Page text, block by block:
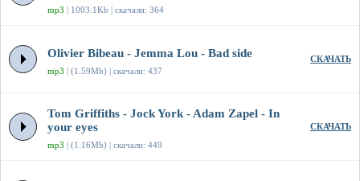
mp3 | 1003.1Kb | скачали: 364
Olivier Bibeau - Jemma Lou - Bad side
mp3 | (1.59Mb) | скачали: 437
СКАЧАТЬ
Tom Griffiths - Jock York - Adam Zapel - In
your eyes
mp3 | (1.16Mb) | скачали: 449
СКАЧАТЬ